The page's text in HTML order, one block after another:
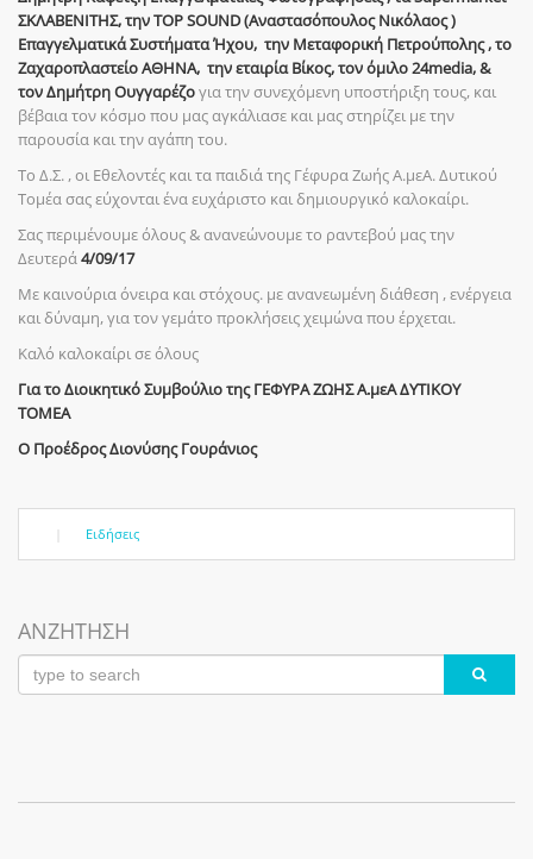
ΣΚΛΑΒΕΝΙΤΗΣ, την TOP SOUND (Αναστασόπουλος Νικόλαος )
Επαγγελματικά Συστήματα Ήχου, την Μεταφορική Πετρούπολης , το
Ζαχαροπλαστείο ΑΘΗΝΑ, την εταιρία Βίκος, τον όμιλο 24media, &
τον Δημήτρη Ουγγαρέζογια την συνεχόμενη υποστήριξη τους, και
βέβαια τον κόσμο που μας αγκάλιασε και μας στηρίζει με την
παρουσία και την αγάπη του.
Το Δ.Σ. , οι Εθελοντές και τα παιδιά της Γέφυρα Ζωής Α.μεΑ. Δυτικού
Τομέα σας εύχονται ένα ευχάριστο και δημιουργικό καλοκαίρι.
Σας περιμένουμε όλους & ανανεώνουμε το ραντεβού μας την
Δευτερά4/09/17
Με καινούρια όνειρα και στόχους. με ανανεωμένη διάθεση , ενέργεια
και δύναμη, για τον γεμάτο προκλήσεις χειμώνα που έρχεται.
Καλό καλοκαίρι σε όλους
Για το Διοικητικό Συμβούλιο της ΓΕΦΥΡΑ ΖΩΗΣ Α.μεΑ ΔΥΤΙΚΟΥ
ΤΟΜΕΑ
Ο Προέδρος Διονύσης Γουράνιος
Ειδήσεις
ΑΝΖΗΤΗΣΗ